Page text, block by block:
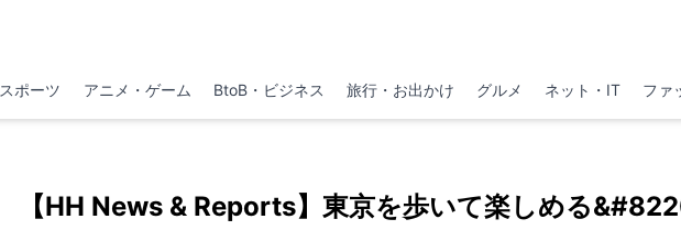
スポーツ アニメ・ゲーム BtoB・ビジネス 旅行・お出かけ グルメ ネット・IT ファ
【HH News & Reports】東京を歩いて楽しめる